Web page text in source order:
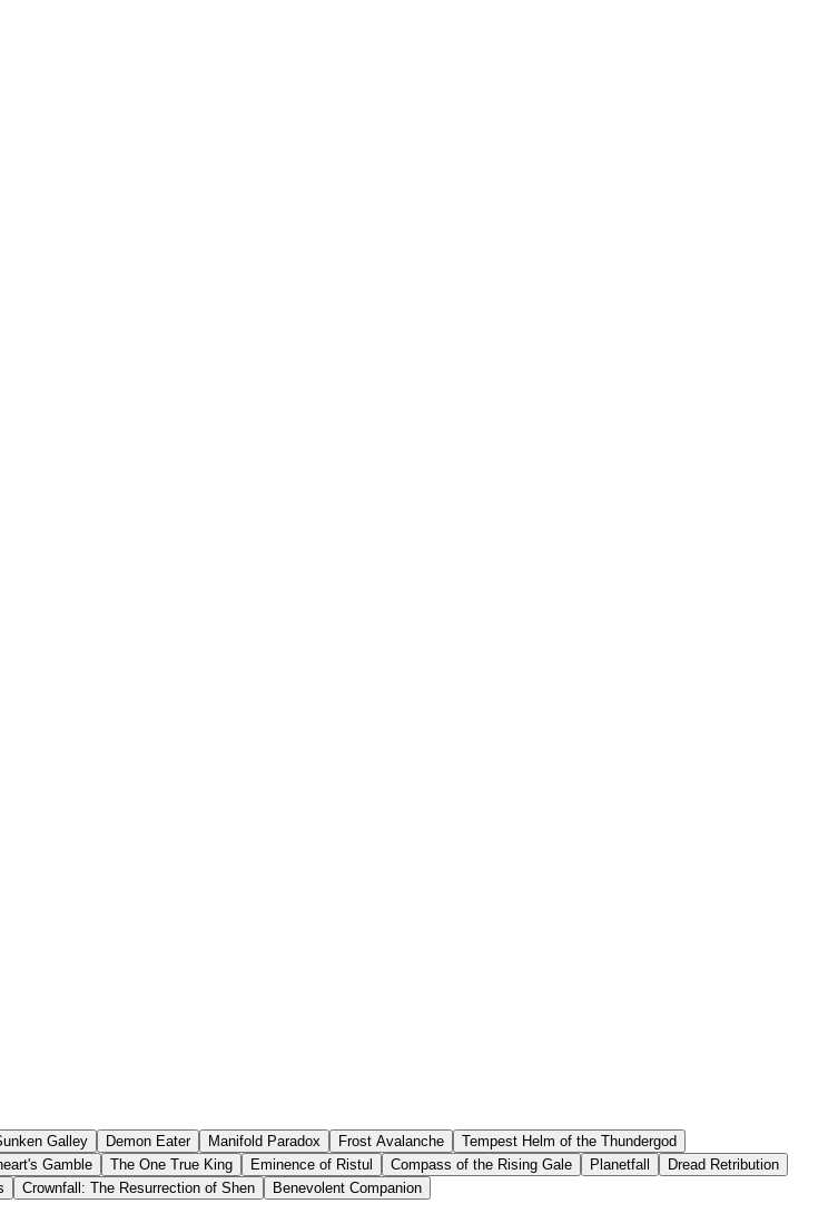
Galley Demon Eater Manifold Paradox Frost Avalanche
Tempest Helm of the Thundergod
Gamble The One True King Eminence of Ristul Compass of the Rising Gale Planetfall
Dread Retribution
Crownfall: The Resurrection of Shen Benevolent Companion